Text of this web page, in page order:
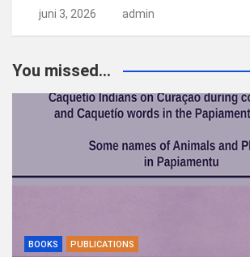
juni 3, 2026 admin
You missed...
BOOKS PUBLICATIONS